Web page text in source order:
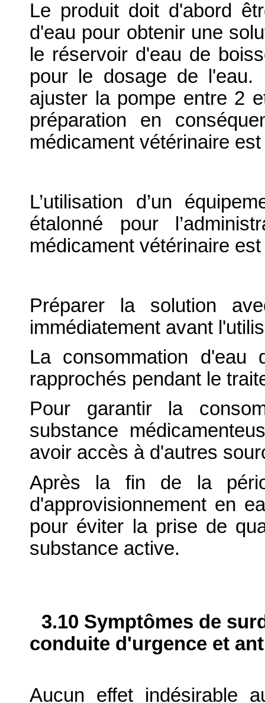
Le produit doit d'abord
d'eau pour obtenir une
le réservoir d'eau de
pour le dosage de l'eau.
ajuster la pompe entre 2
préparation en
médicament vétérinaire
L’utilisation d’un
étalonné pour
médicament vétérinaire
Préparer la solution
immédiatement avant
La consommation d'eau
rapprochés pendant le
Pour garantir la
substance
avoir accès à d'autres
Après la fin de la
d'approvisionnement en
pour éviter la prise de
substance active.
3.10 Symptômes de
conduite d'urgence et
Aucun effet indésirable